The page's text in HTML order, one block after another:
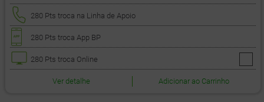
280 Pts troca na Linha de Apoio
280 Pts troca App BP
280 Pts troca Online
Ver detalhe Adicionar ao Carrinho